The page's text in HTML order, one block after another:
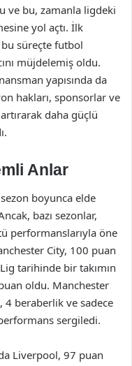
ve bu, zamanla ligdeki
yol açtı. İlk
süreçte futbol
müjdelemiş oldu.
yapısında da
hakları, sponsorlar ve
daha güçlü
Anlar
boyunca elde
bazı sezonlar,
performanslarıyla öne
City, 100 puan
tarihinde bir takımın
oldu. Manchester
4 beraberlik ve sadece
sergiledi.
Liverpool, 97 puan